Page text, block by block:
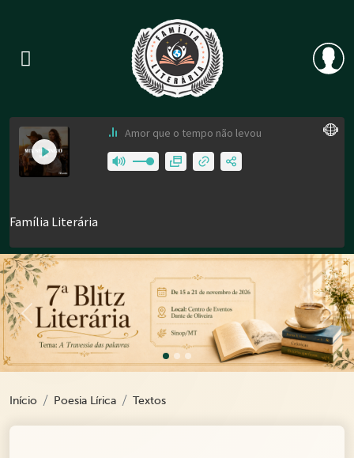
Previous
Início Poesia Lírica Textos